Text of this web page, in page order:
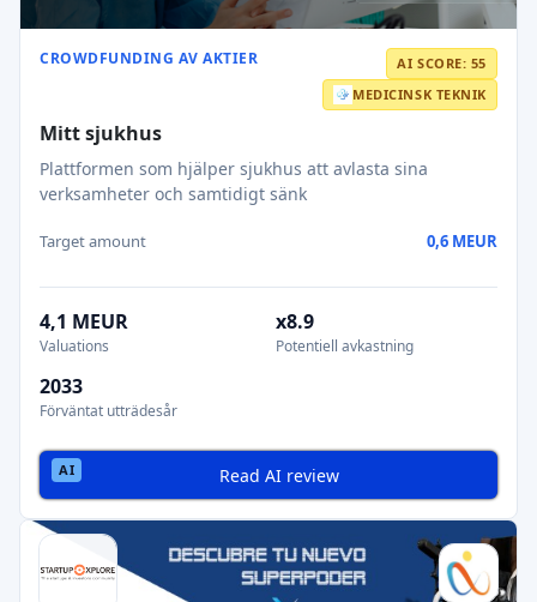
CROWDFUNDING AV AKTIER
AI SCORE: 55
MEDICINSK TEKNIK
Mitt sjukhus
Plattformen som hjälper sjukhus att avlasta sina
verksamheter och samtidigt sänk
Target amount 0,6 MEUR
4,1 MEUR
Valuations
x8.9
Potentiell avkastning
2033
Förväntat utträdesår
Read AI review